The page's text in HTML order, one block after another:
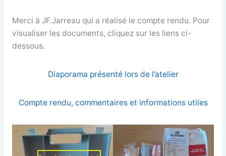
Merci à JF.Jarreau qui a réalisé le compte rendu. Pour
visualiser les documents, cliquez sur les liens ci-
dessous.
Diaporama présenté lors de l’atelier
Compte rendu, commentaires et informations utiles